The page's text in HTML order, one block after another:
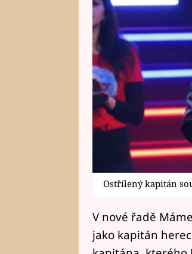
Ostřílený kapitán
V nové řadě
jako kapitán